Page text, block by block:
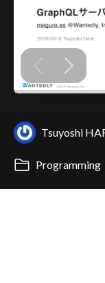
Tsuyoshi
Programming